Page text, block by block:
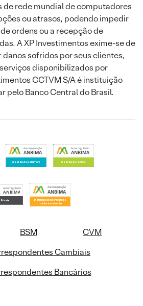
rede mundial de computadores
ou atrasos, podendo impedir
ordens ou a recepção de
A XP Investimentos exime-se de
sofridos por seus clientes,
disponibilizados por
CCTVM S/A é instituição
pelo Banco Central do Brasil.
BSM
CVM
Cambiais
Bancários